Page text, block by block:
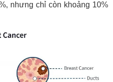
nhưng chỉ còn khoảng 10%